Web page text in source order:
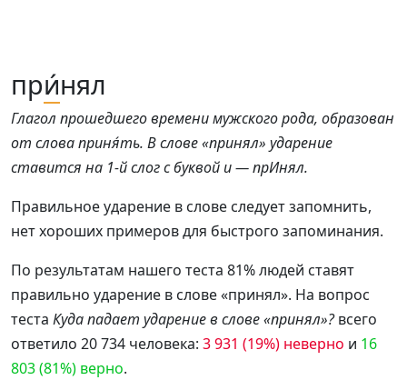
при́нял
Глагол прошедшего времени мужского рода, образован
от слова приня́ть. В слове «принял» ударение
ставится на 1-й слог с буквой и — прИнял.
Правильное ударение в слове следует запомнить,
нет хороших примеров для быстрого запоминания.
По результатам нашего теста 81% людей ставят
правильно ударение в слове «принял». На вопрос
теста Куда падает ударение в слове «принял»?всего
ответило 20 734 человека: 3 931 (19%) неверно и 16
803 (81%) верно.